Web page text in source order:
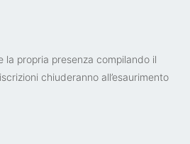
la propria presenza compilando il
chiuderanno all’esaurimento